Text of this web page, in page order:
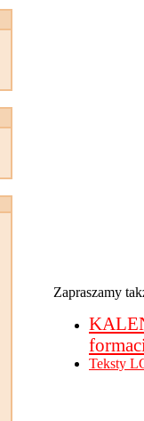
Zapraszamy
Teksty